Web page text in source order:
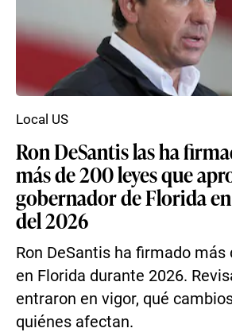
Ron DeSantis las ha
más de 200 leyes que
gobernador de Florida
del 2026
Ron DeSantis ha firmado más
en Florida durante 2026.
entraron en vigor, qué
quiénes afectan.
Local US